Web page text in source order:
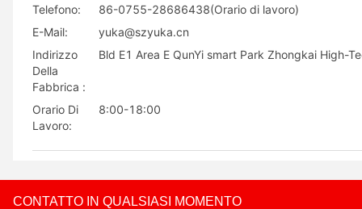
Telefono:
86-0755-28686438(Orario di lavoro)
E-Mail:
yuka@szyuka.cn
Indirizzo
Della
Fabbrica :
Bld E1 Area E QunYi smart Park Zhongkai High-
Orario Di
Lavoro:
8:00-18:00
CONTATTO IN QUALSIASI MOMENTO